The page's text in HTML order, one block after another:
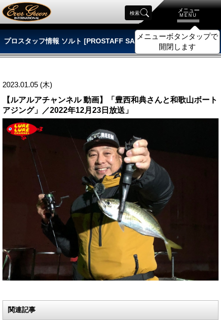
メニュー
MENU
メニューボタンタップで
開閉します
検索
プロスタッフ情報 ソルト [PROSTAFF SALT]
2023.01.05 (木)
【ルアルアチャンネル 動画】「豊西和典さんと和歌山ボート
アジング」／2022年12月23日放送」
関連記事